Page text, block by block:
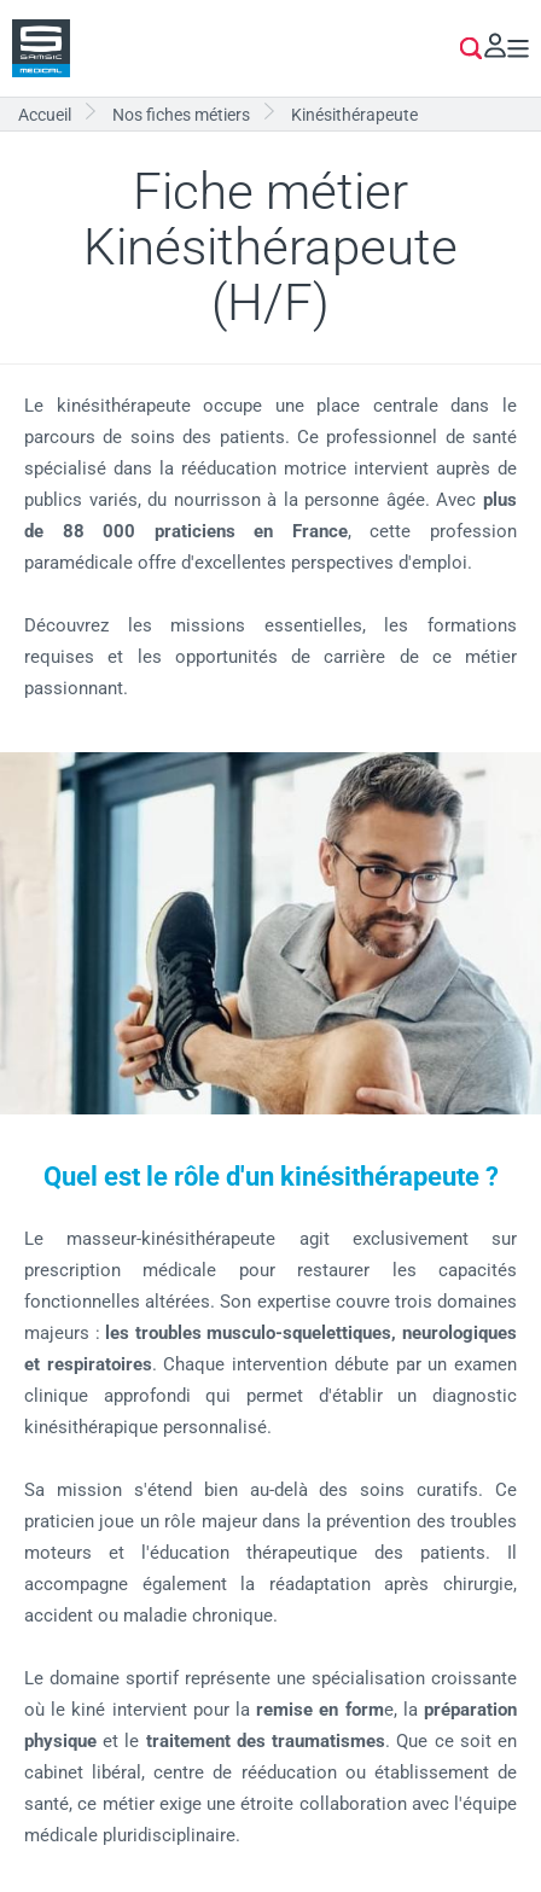
contenu
JeSe
accueil nos fiches métiers kinésithérapeute
Fiche métier
Kinésithérapeute
(H/F)
Le kinésithérapeute occupe une place centrale dans le
parcours de soins des patients. Ce professionnel de santé
spécialisé dans la rééducation motrice intervient auprès de
publics variés, du nourrisson à la personne âgée. Avec plus
de 88 000 praticiens en France, cette profession
paramédicale offre d'excellentes perspectives d'emploi.
Découvrez les missions essentielles, les formations
requises et les opportunités de carrière de ce métier
passionnant.
Quel est le rôle d'un kinésithérapeute ?
Le masseur-kinésithérapeute agit exclusivement sur
prescription médicale pour restaurer les capacités
fonctionnelles altérées. Son expertise couvre trois domaines
majeurs : les troubles musculo-squelettiques, neurologiques
et respiratoires. Chaque intervention débute par un examen
clinique approfondi qui permet d'établir un diagnostic
kinésithérapique personnalisé.
Sa mission s'étend bien au-delà des soins curatifs. Ce
praticien joue un rôle majeur dans la prévention des troubles
moteurs et l'éducation thérapeutique des patients. Il
accompagne également la réadaptation après chirurgie,
accident ou maladie chronique.
Le domaine sportif représente une spécialisation croissante
où le kiné intervient pour laremise en forme, lapréparation
physique et le traitement des traumatismes. Que ce soit en
cabinet libéral, centre de rééducation ou établissement de
santé, ce métier exige une étroite collaboration avec l'équipe
médicale pluridisciplinaire.